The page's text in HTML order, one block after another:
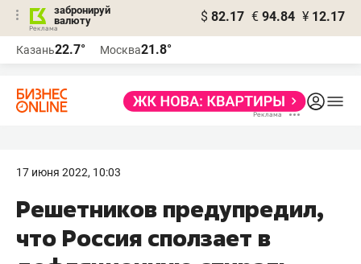
забронируй
валюту
$ 82.17 € 94.84 ¥ 12.17
Казань22.7° Москва21.8°
17 июня 2022, 10:03
Решетников предупредил,
что Россия сползает в